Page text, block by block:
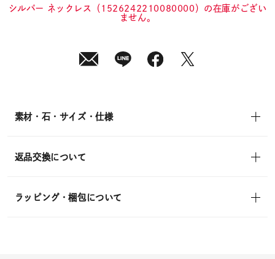
in)
シルバー ネックレス（1526242210080000）の在庫がござい
ません。
素材・石・サイズ・仕様
返品交換について
ラッピング・梱包について